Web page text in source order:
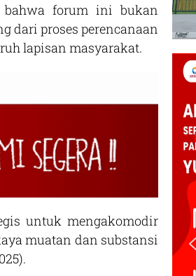
bahwa forum ini bukan
dari proses perencanaan
lapisan masyarakat.
untuk mengakomodir
muatan dan substansi